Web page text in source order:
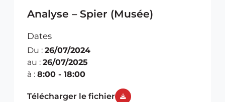
Analyse – Spier (Musée)
Dates
Du : 26/07/2024
au : 26/07/2025
à : 8:00 - 18:00
Télécharger le fichier